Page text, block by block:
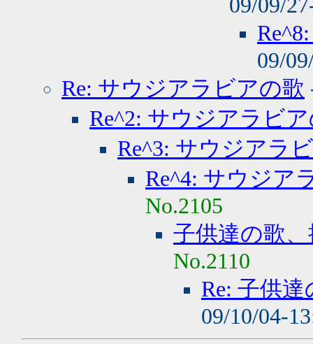
09/09/
09/
Re: サウジアラビアの歌
Re^2: サウジアラビ
Re^3: サウジアラ
Re^4: サウジア
No.2105
子供達の歌
No.2110
Re: 子供
09/10/04-